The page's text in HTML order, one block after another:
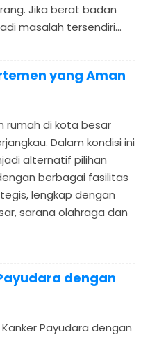
Jika berat badan
masalah tersendiri...
yang Aman
rumah di kota besar
Dalam kondisi ini
alternatif pilihan
berbagai fasilitas
lengkap dengan
sarana olahraga dan
dengan
Payudara dengan